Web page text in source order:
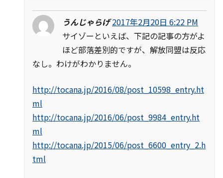
うんじゃらげ 2017年2月20日 6:22 PM
サイゾーといえば、下記の記事の方がよ
ほど部落差別的ですが、解放同盟は反応
なし。わけがわかりません。
http://tocana.jp/2016/08/post_10598_entry.ht
ml
http://tocana.jp/2016/06/post_9984_entry.ht
ml
http://tocana.jp/2015/06/post_6600_entry_2.h
tml